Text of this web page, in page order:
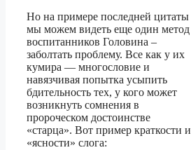
Но на примере последней цитаты
мы можем видеть еще один метод
воспитанников Головина –
заболтать проблему. Все как у их
кумира — многословие и
навязчивая попытка усыпить
бдительность тех, у кого может
возникнуть сомнения в
пророческом достоинстве
«старца». Вот пример краткости и
«ясности» слога: